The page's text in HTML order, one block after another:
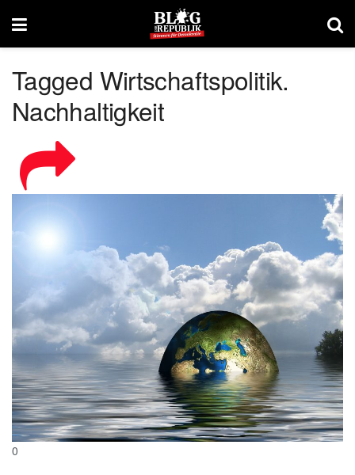
Tagged Wirtschaftspolitik.
Nachhaltigkeit
0